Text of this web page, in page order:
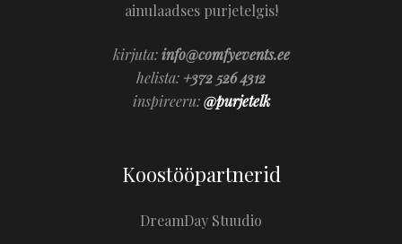
ainulaadses purjetelgis!
kirjuta:info@comfyevents.ee
helista: +372 526 4312
inspireeru:@purjetelk
Koostööpartnerid
DreamDay Stuudio